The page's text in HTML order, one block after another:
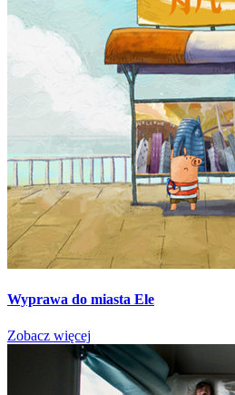
Wyprawa do miasta Ele
Zobacz więcej